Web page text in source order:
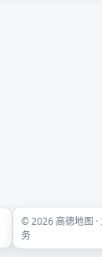
© 2026 高德地图 ·
务